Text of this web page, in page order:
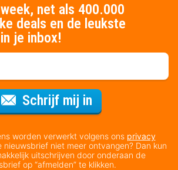
net als 400.000
deals en de leukste
je inbox!
Schrijf mij in
worden verwerkt volgens ons privacy
nieuwsbrief niet meer ontvangen? Dan kun
uitschrijven door onderaan de
op “afmelden” te klikken.